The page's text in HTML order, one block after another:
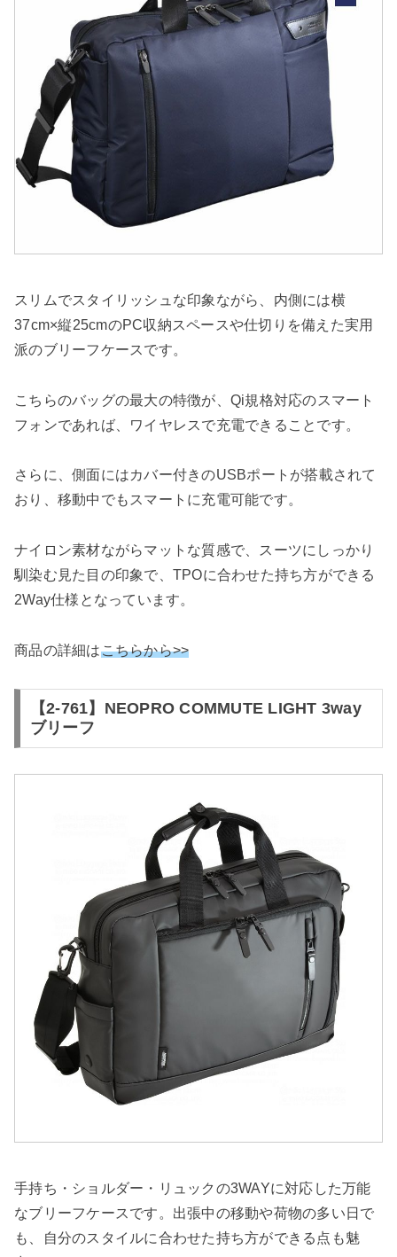
スリムでスタイリッシュな印象ながら、内側には横
37cm×縦25cmのPC収納スペースや仕切りを備えた実用
派のブリーフケースです。
こちらのバッグの最大の特徴が、Qi規格対応のスマート
フォンであれば、ワイヤレスで充電できることです。
さらに、側面にはカバー付きのUSBポートが搭載されて
おり、移動中でもスマートに充電可能です。
ナイロン素材ながらマットな質感で、スーツにしっかり
馴染む見た目の印象で、TPOに合わせた持ち方ができる
2Way仕様となっています。
商品の詳細はこちらから>>
【2-761】NEOPRO COMMUTE LIGHT 3way
ブリーフ
手持ち・ショルダー・リュックの3WAYに対応した万能
なブリーフケースです。出張中の移動や荷物の多い日で
も、自分のスタイルに合わせた持ち方ができる点も魅